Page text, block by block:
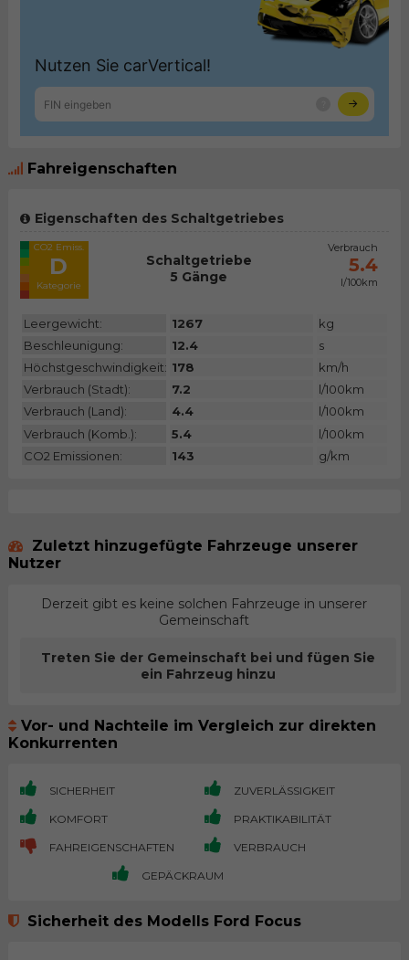
Fahreigenschaften
Eigenschaften des Schaltgetriebes
CO2 Emiss.
D
Kategorie
Schaltgetriebe
5 Gänge
Verbrauch
5.4
l/100km
Leergewicht: 1267
kg
Beschleunigung:
12.4
s
Höchstgeschwindigkeit: 178
km/h
Verbrauch (Stadt):
7.2
l/100km
Verbrauch (Land):
4.4
l/100km
Verbrauch (Komb.):
5.4
l/100km
CO2 Emissionen:
143 g/km
Zuletzt hinzugefügte Fahrzeuge unserer
Nutzer
Derzeit gibt es keine solchen Fahrzeuge in unserer
Gemeinschaft
Treten Sie der Gemeinschaft bei und fügen Sie
ein Fahrzeug hinzu
Vor- und Nachteile im Vergleich zur direkten
Konkurrenten
SICHERHEIT ZUVERLÄSSIGKEIT
KOMFORT PRAKTIKABILITÄT
FAHREIGENSCHAFTEN VERBRAUCH
GEPÄCKRAUM
Sicherheit des Modells Ford Focus